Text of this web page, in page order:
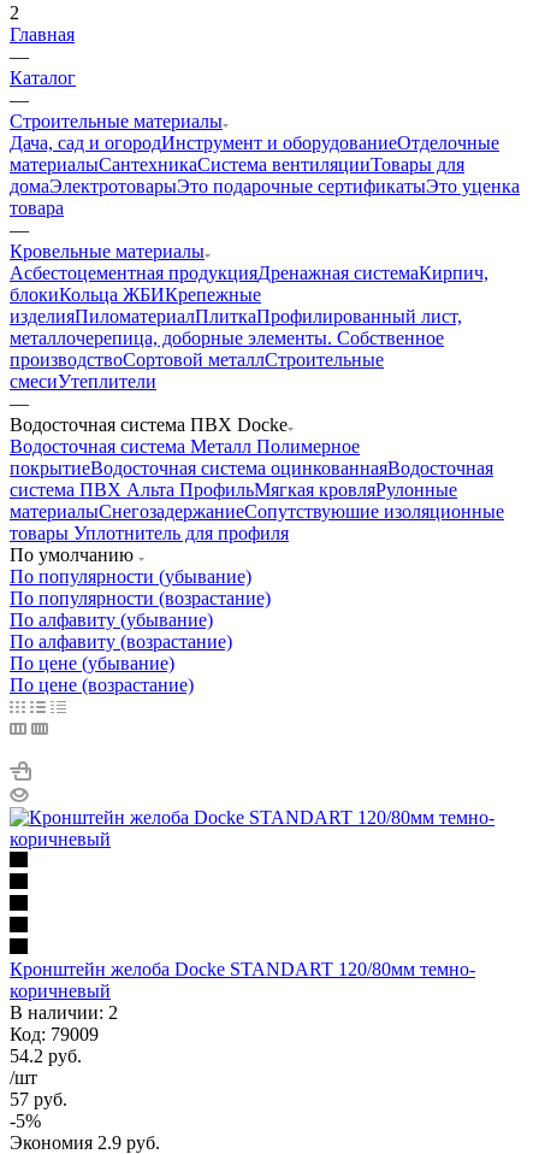
2
Главная
—
Каталог
—
Строительные материалы
Дача, сад и огородИнструмент и оборудованиеОтделочные
материалыСантехникаСистема вентиляцииТовары для
домаЭлектротоварыЭто подарочные сертификатыЭто уценка
товара
—
Кровельные материалы
Асбестоцементная продукцияДренажная системаКирпич,
блокиКольца ЖБИКрепежные
изделияПиломатериалПлиткаПрофилированный лист,
металлочерепица, доборные элементы. Собственное
производствоСортовой металлСтроительные
смесиУтеплители
—
Водосточная система ПВХ Docke
Водосточная система Металл Полимерное
покрытиеВодосточная система оцинкованнаяВодосточная
система ПВХ Альта ПрофильМягкая кровляРулонные
материалыСнегозадержаниеСопутствуюшие изоляционные
товары Уплотнитель для профиля
По умолчанию
По популярности (убывание)
По популярности (возрастание)
По алфавиту (убывание)
По алфавиту (возрастание)
По цене (убывание)
По цене (возрастание)
Кронштейн желоба Docke STANDART 120/80мм темно-
коричневый
В наличии: 2
Код: 79009
54.2 руб.
/шт
57 руб.
-5%
Экономия 2.9 руб.